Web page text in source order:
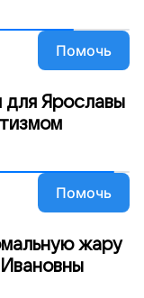
Помочь
для Ярославы
Помочь
жару